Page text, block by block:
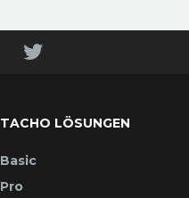
TACHO LÖSUNGEN
Basic
Pro